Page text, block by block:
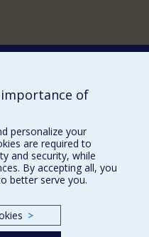
of
personalize your
are required to
and security, while
By accepting all, you
better serve you.
>